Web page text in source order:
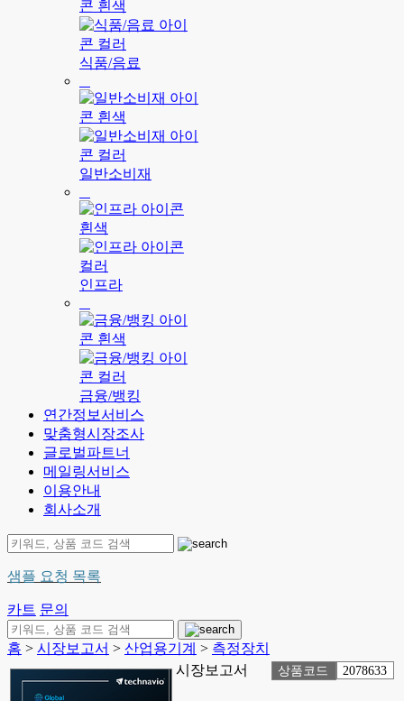
식품/음료
일반소비재
인프라
금융/뱅킹
연간정보서비스
맞춤형시장조사
글로벌파트너
메일링서비스
이용안내
회사소개
샘플 요청 목록
카트 문의
홈 > 시장보고서 > 산업용기계 > 측정장치
시장보고서
상품코드 2078633